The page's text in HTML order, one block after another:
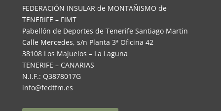
FEDERACIÓN INSULAR de MONTAÑISMO de
TENERIFE – FIMT
Pabellón de Deportes de Tenerife Santiago Martin
Calle Mercedes, s/n Planta 3ª Oficina 42
38108 Los Majuelos – La Laguna
TENERIFE – CANARIAS
N.I.F.: Q3878017G
info@fedtfm.es